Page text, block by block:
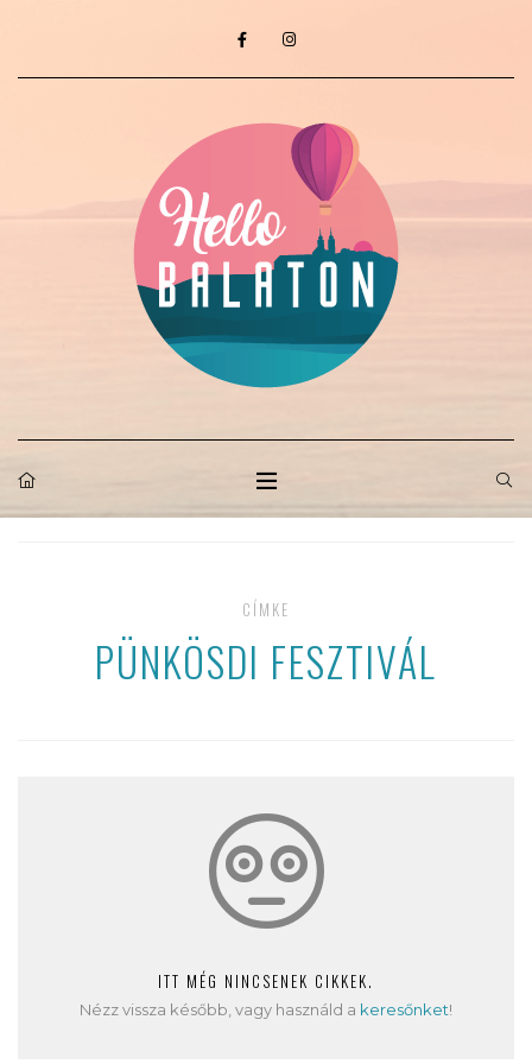
CÍMKE
PÜNKÖSDI FESZTIVÁL
ITT MÉG NINCSENEK CIKKEK.
Nézz vissza később, vagy használd a keresőnket!